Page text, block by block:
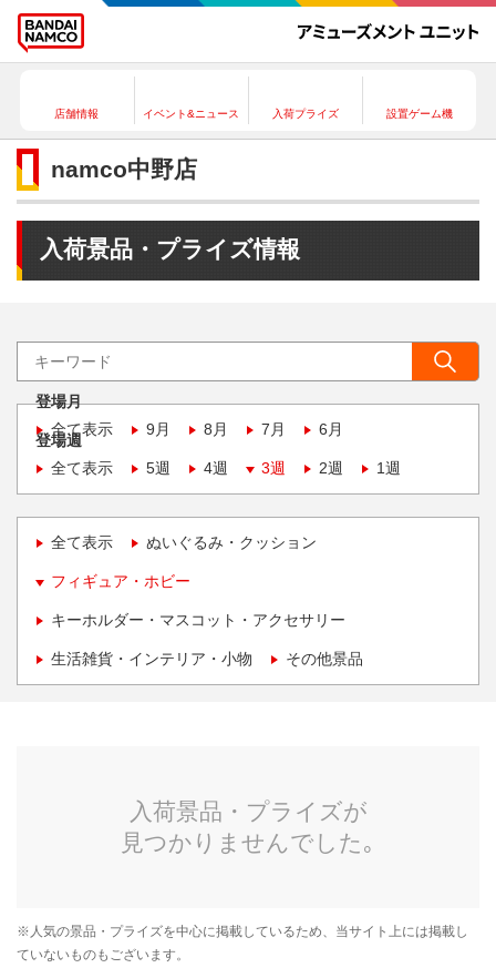
店舗情報 イベント&ニュース 入荷プライズ 設置ゲーム機
namco中野店
入荷景品・プライズ情報
登場月
全て表示
9月 8月 7月 6月
登場週
全て表示
5週 4週 3週 2週 1週
全て表示 ぬいぐるみ・クッション
フィギュア・ホビー
キーホルダー・マスコット・アクセサリー
生活雑貨・インテリア・小物 その他景品